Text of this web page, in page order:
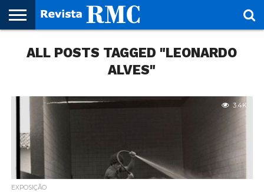
REVISTA
RMC
PROJETO
CULTURAL
RMC – 20
CIDADES
ARTE &
CULTURA
NOTÍCIAS
CORPORATIVAS
EDIÇÕES
ANTERIORES
PARCEIROS
FAÇA
O
FALE
CONOSCO
ALL POSTS TAGGED "LEONARDO
ALVES"
3.4K
EXPOSIÇÃO